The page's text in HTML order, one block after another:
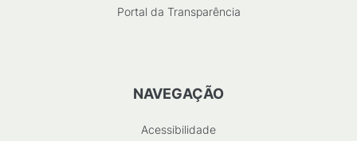
Portal da Transparência
NAVEGAÇÃO
Acessibilidade